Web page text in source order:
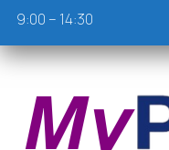
9:00 – 14:30